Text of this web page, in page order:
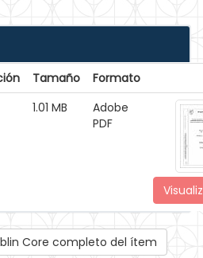
Tamaño
Formato
1.01 MB
Adobe
PDF
Core completo del ítem